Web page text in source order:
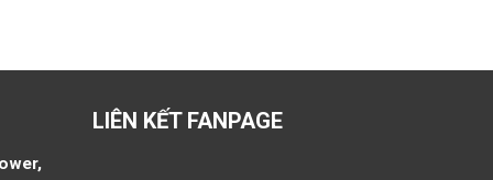
LIÊN KẾT FANPAGE